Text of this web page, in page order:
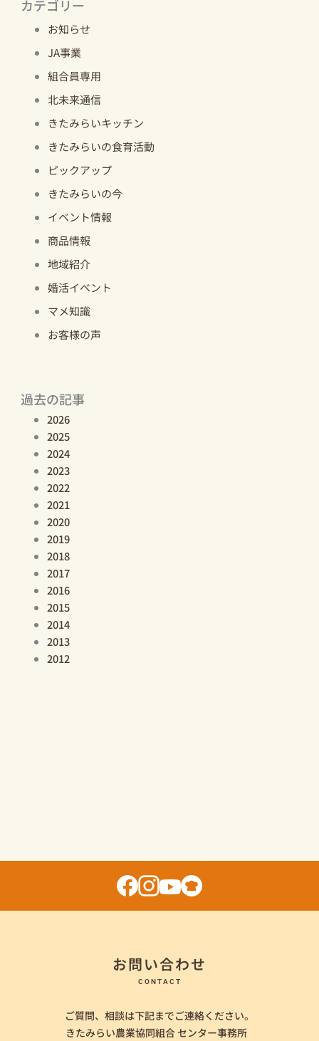
カテゴリー
お知らせ
JA事業
組合員専用
北未来通信
きたみらいキッチン
きたみらいの食育活動
ピックアップ
きたみらいの今
イベント情報
商品情報
地域紹介
婚活イベント
マメ知識
お客様の声
過去の記事
2026
2025
2024
2023
2022
2021
2020
2019
2018
2017
2016
2015
2014
2013
2012
お問い合わせ
CONTACT
ご質問、相談は下記までご連絡ください。
きたみらい農業協同組合 センター事務所